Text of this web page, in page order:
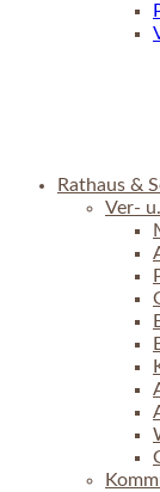
Rathaus &
Ver-